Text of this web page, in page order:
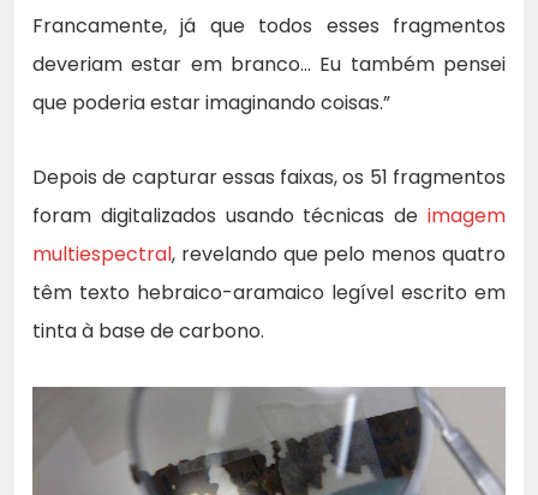
Francamente, já que todos esses fragmentos
deveriam estar em branco… Eu também pensei
que poderia estar imaginando coisas.”
Depois de capturar essas faixas, os 51 fragmentos
foram digitalizados usando técnicas de imagem
multiespectral, revelando que pelo menos quatro
têm texto hebraico-aramaico legível escrito em
tinta à base de carbono.